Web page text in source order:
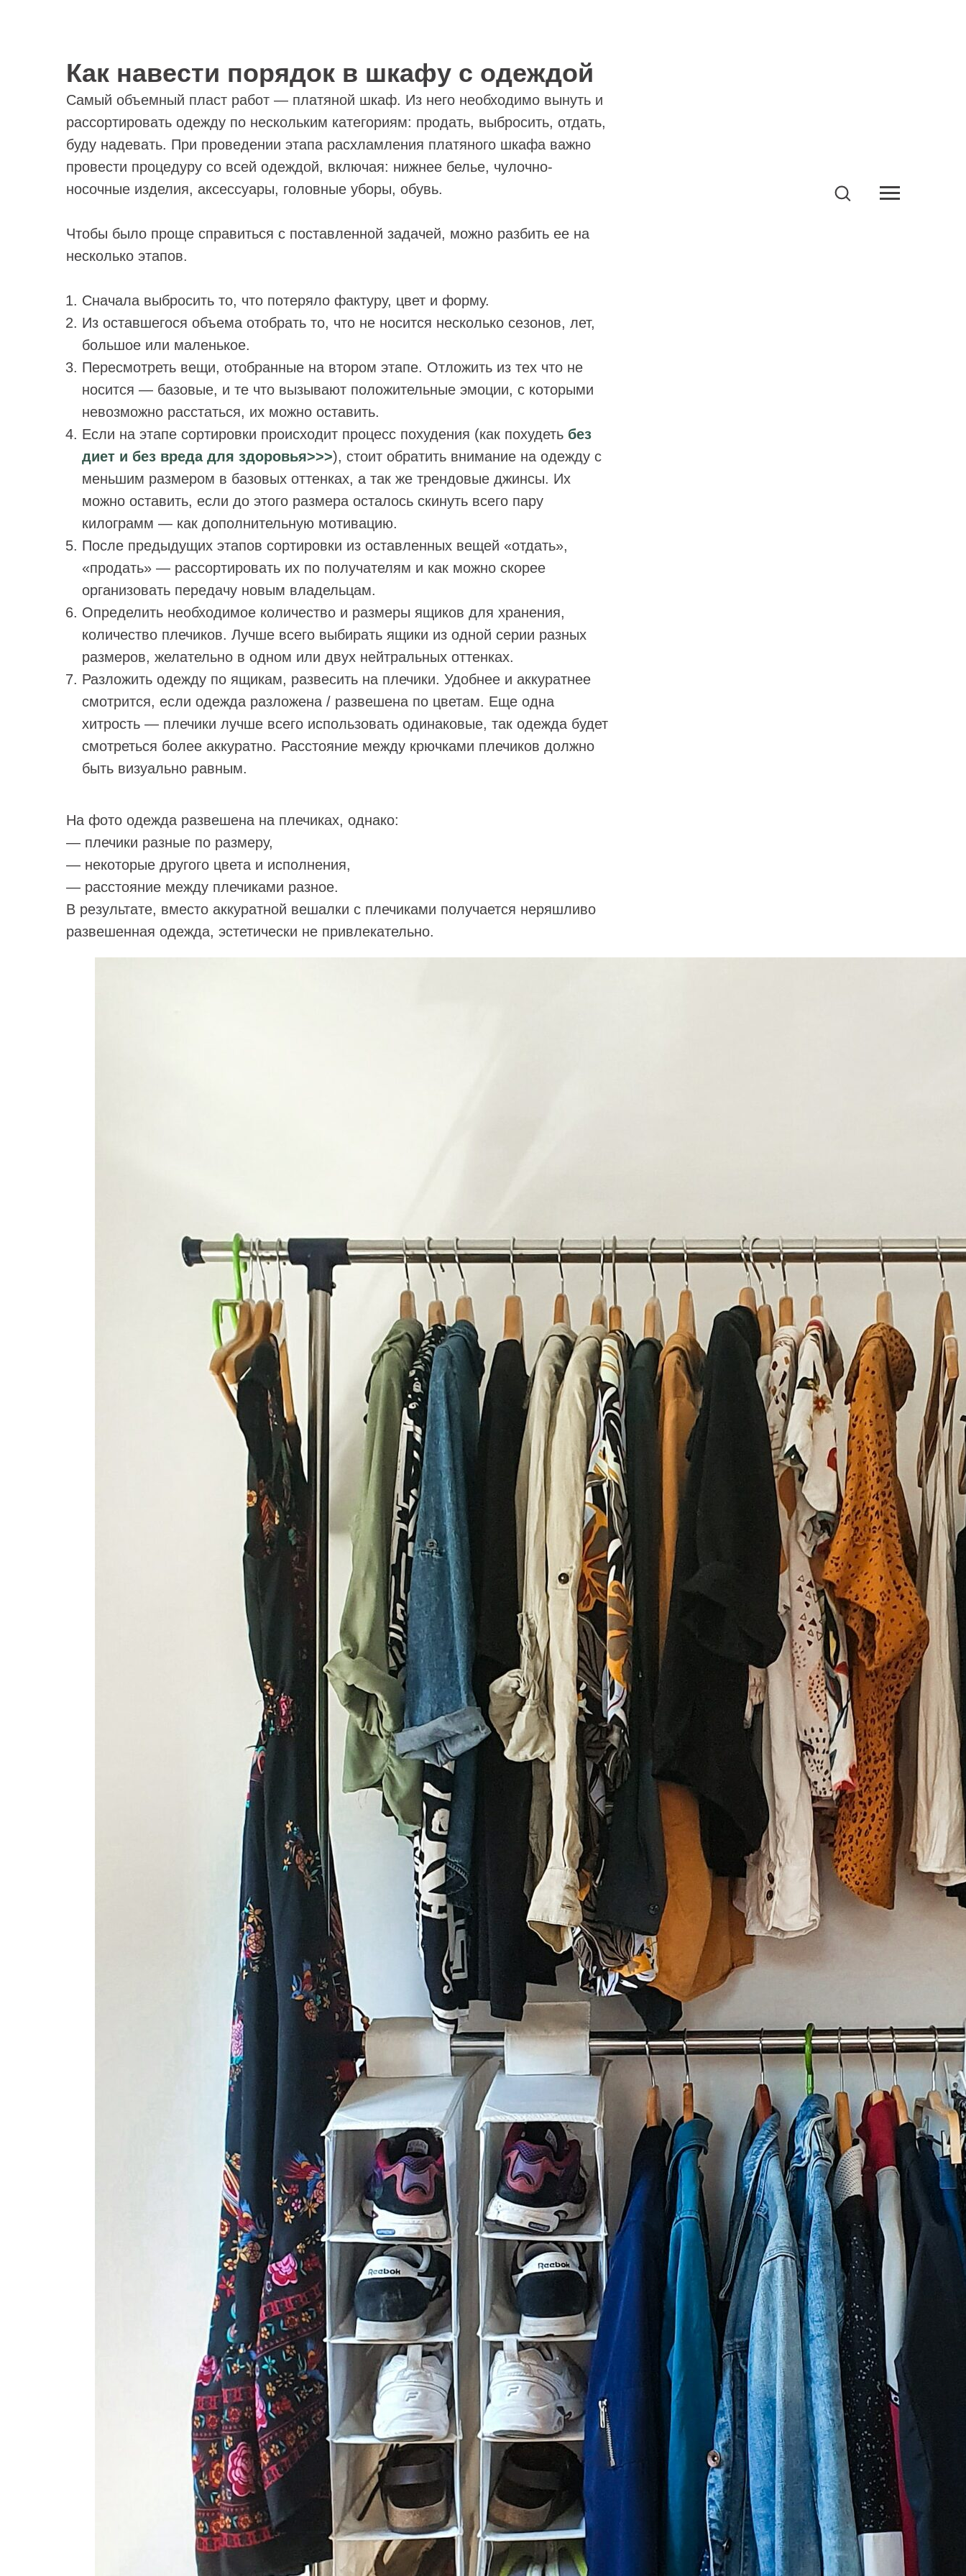
Как навести порядок в шкафу с одеждой
Самый объемный пласт работ — платяной шкаф. Из него необходимо вынуть и
рассортировать одежду по нескольким категориям: продать, выбросить, отдать,
буду надевать. При проведении этапа расхламления платяного шкафа важно
провести процедуру со всей одеждой, включая: нижнее белье, чулочно-
носочные изделия, аксессуары, головные уборы, обувь.
Чтобы было проще справиться с поставленной задачей, можно разбить ее на
несколько этапов.
Сначала выбросить то, что потеряло фактуру, цвет и форму.
Из оставшегося объема отобрать то, что не носится несколько сезонов, лет,
большое или маленькое.
Пересмотреть вещи, отобранные на втором этапе. Отложить из тех что не
носится — базовые, и те что вызывают положительные эмоции, с которыми
невозможно расстаться, их можно оставить.
Если на этапе сортировки происходит процесс похудения (как похудеть без
диет и без вреда для здоровья>>>), стоит обратить внимание на одежду с
меньшим размером в базовых оттенках, а так же трендовые джинсы. Их
можно оставить, если до этого размера осталось скинуть всего пару
килограмм — как дополнительную мотивацию.
После предыдущих этапов сортировки из оставленных вещей «отдать»,
«продать» — рассортировать их по получателям и как можно скорее
организовать передачу новым владельцам.
Определить необходимое количество и размеры ящиков для хранения,
количество плечиков. Лучше всего выбирать ящики из одной серии разных
размеров, желательно в одном или двух нейтральных оттенках.
Разложить одежду по ящикам, развесить на плечики. Удобнее и аккуратнее
смотрится, если одежда разложена / развешена по цветам. Еще одна
хитрость — плечики лучше всего использовать одинаковые, так одежда будет
смотреться более аккуратно. Расстояние между крючками плечиков должно
быть визуально равным.
На фото одежда развешена на плечиках, однако:
— плечики разные по размеру,
— некоторые другого цвета и исполнения,
— расстояние между плечиками разное.
В результате, вместо аккуратной вешалки с плечиками получается неряшливо
развешенная одежда, эстетически не привлекательно.